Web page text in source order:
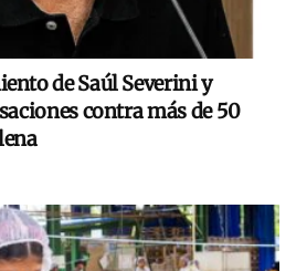
de Saúl Severini y
contra más de 50